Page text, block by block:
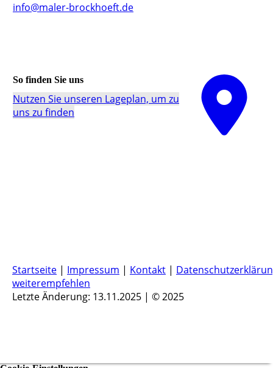
info@maler-brockhoeft.de
So finden Sie uns
Nutzen Sie unseren La­ge­plan, um zu
uns zu finden
Startseite | Impressum | Kontakt |
weiterempfehlen
Letzte Änderung: 13.11.2025 | © 2025